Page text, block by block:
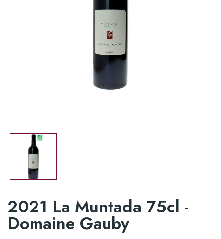
2021 La Muntada 75cl -
Domaine Gauby